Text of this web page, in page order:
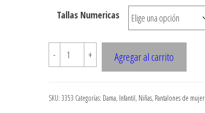
Tallas Numericas
-
3353
PANTALON
CON
FORMA,
+ Agregar al carrito
SKU: 3353 Categorías: Dama, Infantil, Niñas, Pantalones de mujer